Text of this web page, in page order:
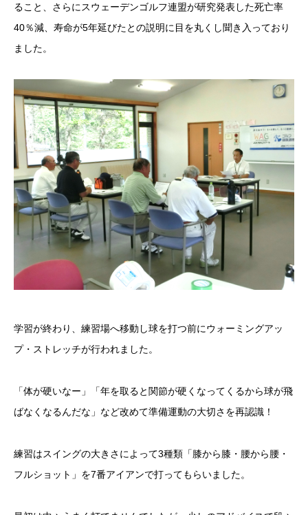
ること、さらにスウェーデンゴルフ連盟が研究発表した死亡率
40％減、寿命が5年延びたとの説明に目を丸くし聞き入っており
ました。
学習が終わり、練習場へ移動し球を打つ前にウォーミングアッ
プ・ストレッチが行われました。
「体が硬いなー」「年を取ると関節が硬くなってくるから球が飛
ばなくなるんだな」など改めて準備運動の大切さを再認識！
練習はスイングの大きさによって3種類「膝から膝・腰から腰・
フルショット」を7番アイアンで打ってもらいました。